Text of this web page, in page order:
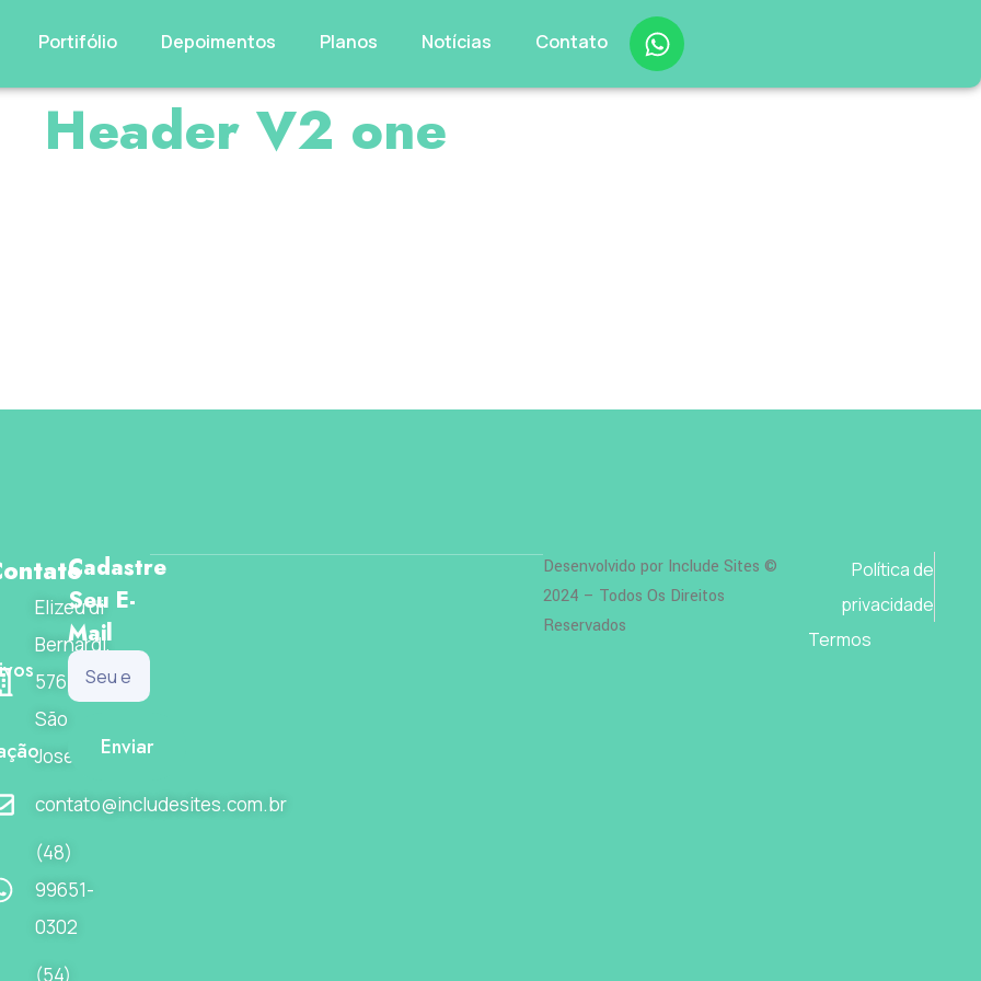
Portifólio Depoimentos Planos Notícias Contato
Header V2 one
Elizeu di
Bernardi,
576
São
José-SC
contato@includesites.com.br
(48)
99651-
0302
(54)
Cadastre
Seu E-
Mail
Enviar
Desenvolvido por Include Sites ©
2024 – Todos Os Direitos
Reservados
Política de
privacidade
Termos